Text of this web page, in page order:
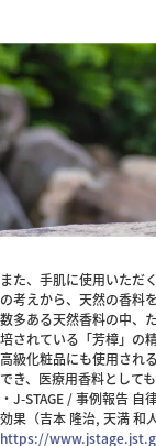
また、手肌に使用いただ
の考えから、天然の香料
数多ある天然香料の中、
培されている「芳樟」の
高級化粧品にも使用され
でき、医療用香料として
・J-STAGE / 事例報告
効果（吉本 隆治, 天満 和
https://